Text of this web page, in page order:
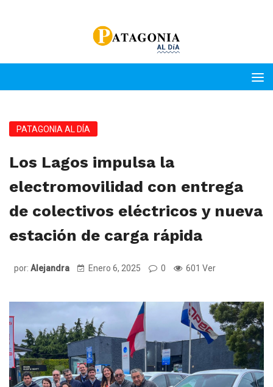
PATAGONIA AL DÍA
Los Lagos impulsa la
electromovilidad con entrega
de colectivos eléctricos y nueva
estación de carga rápida
por: Alejandra Enero 6, 2025 0 601 Ver